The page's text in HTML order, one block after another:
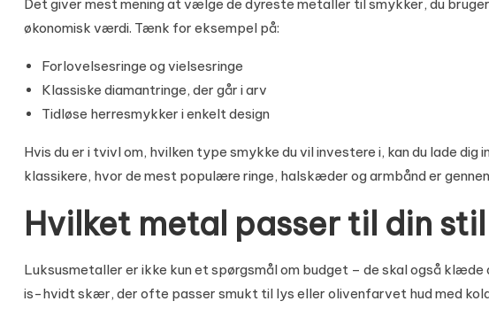
Det giver mest mening at vælge de dyreste metaller til smykker, du
økonomisk værdi. Tænk for eksempel på:
Forlovelsesringe og vielsesringe
Klassiske diamantringe, der går i arv
Tidløse herresmykker i enkelt design
Hvis du er i tvivl om, hvilken type smykke du vil investere i, kan du lade dig
klassikere, hvor de mest populære ringe, halskæder og armbånd er
Hvilket metal passer til din
Luksusmetaller er ikke kun et spørgsmål om budget – de skal også
is-hvidt skær, der ofte passer smukt til lys eller olivenfarvet hud med